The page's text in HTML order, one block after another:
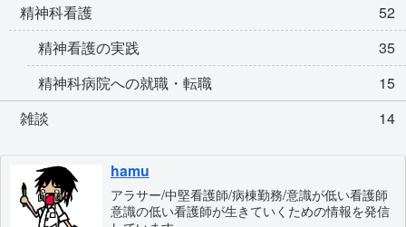
精神科看護
52
精神看護の実践
35
精神科病院への就職・転職
15
雑談
14
hamu
アラサー/中堅看護師/病棟勤務/意識が低い看護師
意識の低い看護師が生きていくための情報を発信